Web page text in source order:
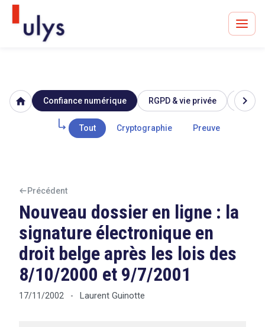
Avocats à Paris & Bruxelles
Leader en droit de l'innovation depuis 30 ans
Tout sur le RGPD
home Confiance numérique RGPD & vie privée
Tout Cryptographie Preuve
chevron_right
Précédent
Nouveau dossier en ligne : la
signature électronique en
droit belge après les lois des
8/10/2000 et 9/7/2001
17/11/2002 - Laurent Guinotte